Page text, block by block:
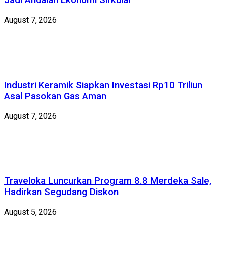
August 7, 2026
Industri Keramik Siapkan Investasi Rp10 Triliun
Asal Pasokan Gas Aman
August 7, 2026
Traveloka Luncurkan Program 8.8 Merdeka Sale,
Hadirkan Segudang Diskon
August 5, 2026